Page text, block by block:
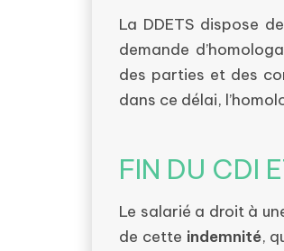
La DDETS dispose
demande
des parties et des
dans ce délai,
FIN DU CDI
Le salarié a droit à
de cette indemnité,